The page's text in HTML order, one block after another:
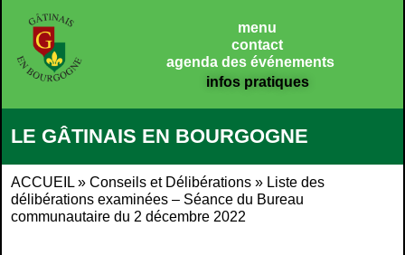
menu
contact
agenda des événements
infos pratiques
LE GÂTINAIS EN BOURGOGNE
ACCUEIL » Conseils et Délibérations » Liste des
délibérations examinées – Séance du Bureau
communautaire du 2 décembre 2022